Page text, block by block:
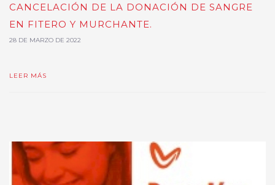
CANCELACIÓN DE LA DONACIÓN DE SANGRE
EN FITERO Y MURCHANTE.
28 DE MARZO DE 2022
LEER MÁS